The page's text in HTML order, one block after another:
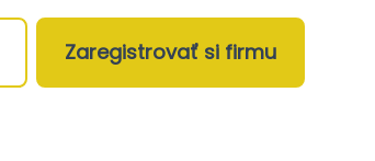
Zaregistrovať si firmu